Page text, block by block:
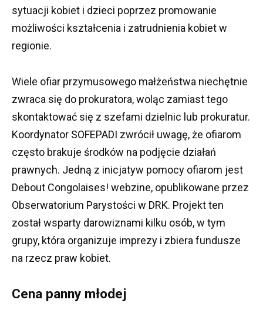
sytuacji kobiet i dzieci poprzez promowanie
możliwości kształcenia i zatrudnienia kobiet w
regionie.
Wiele ofiar przymusowego małżeństwa niechętnie
zwraca się do prokuratora, woląc zamiast tego
skontaktować się z szefami dzielnic lub prokuratur.
Koordynator SOFEPADI zwrócił uwagę, że ofiarom
często brakuje środków na podjęcie działań
prawnych. Jedną z inicjatyw pomocy ofiarom jest
Debout Congolaises! webzine, opublikowane przez
Obserwatorium Parystości w DRK. Projekt ten
został wsparty darowiznami kilku osób, w tym
grupy, która organizuje imprezy i zbiera fundusze
na rzecz praw kobiet.
Cena panny młodej